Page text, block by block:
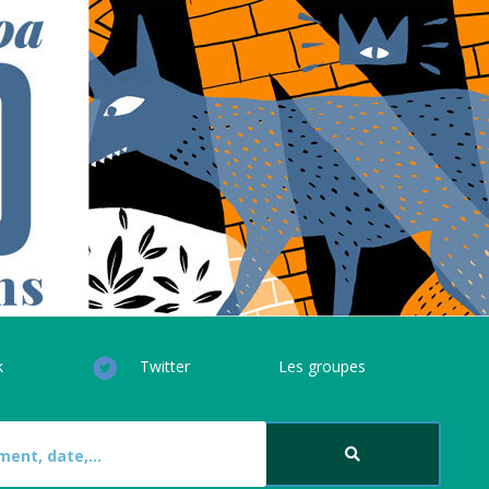
Twitter Les groupes